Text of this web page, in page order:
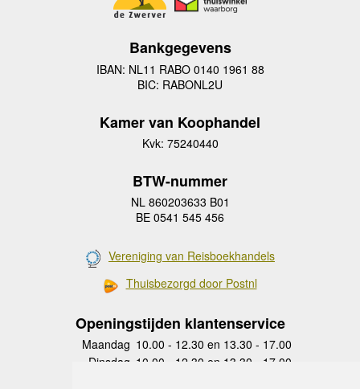
Bankgegevens
IBAN: NL11 RABO 0140 1961 88
BIC: RABONL2U
Kamer van Koophandel
Kvk: 75240440
BTW-nummer
NL 860203633 B01
BE 0541 545 456
Vereniging van Reisboekhandels
Thuisbezorgd door Postnl
Openingstijden klantenservice
Maandag 10.00 - 12.30 en 13.30 - 17.00
Dinsdag 10.00 - 12.30 en 13.30 - 17.00